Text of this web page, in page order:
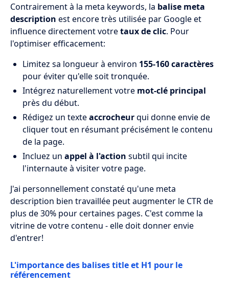
Contrairement à la meta keywords, la balise meta
description est encore très utilisée par Google et
influence directement votretaux de clic. Pour
l'optimiser efficacement:
Limitez sa longueur à environ 155-160 caractères
pour éviter qu'elle soit tronquée.
Intégrez naturellement votre mot-clé principal
près du début.
Rédigez un texteaccrocheurqui donne envie de
cliquer tout en résumant précisément le contenu
de la page.
Incluez un appel à l'action subtil qui incite
l'internaute à visiter votre page.
J'ai personnellement constaté qu'une meta
description bien travaillée peut augmenter le CTR de
plus de 30% pour certaines pages. C'est comme la
vitrine de votre contenu - elle doit donner envie
d'entrer!
L'importance des balises title et H1 pour le
référencement